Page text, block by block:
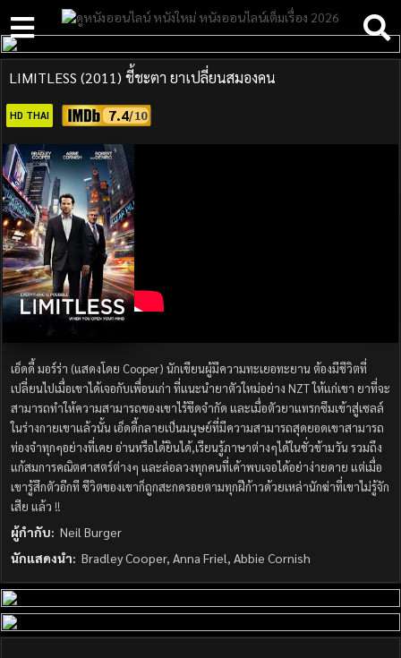
LIMITLESS (2011) ชี้ชะตา ยาเปลี่ยนสมองคน
HD THAI 7.4
เอ็ดดี้ มอร์ร่า (แสดงโดย Cooper) นักเขียนผู้มีความทะเยอทะยาน ต้องมีชีวิตที่
เปลี่ยนไปเมื่อเขาได้เจอกับเพื่อนเก่า ที่แนะนำยาตัวใหม่อย่าง NZT ให้แก่เขา ยาที่จะ
สามารถทำให้ความสามารถของเขาไร้ขีดจำกัด และเมื่อตัวยาแทรกซึมเข้าสู่เซลล์
ในร่างกายเขาแล้วนั้น เอ็ดดี้กลายเป็นมนุษย์ที่มีความสามารถสุดยอดเขาสามารถ
ท่องจำทุกๆอย่างที่เคย อ่านหรือได้ยินได้,เรียนรู้ภาษาต่างๆได้ในชั่วข้ามวัน รวมถึง
แก้สมการคณิตศาสตร์ต่างๆ และล่อลวงทุกคนที่เค้าพบเจอได้อย่าง่ายดาย แต่เมื่อ
เขารู้สึกตัวอีกที ชีวิตของเขาก็ถูกสะกดรอยตามทุกฝีก้าวด้วยเหล่านักฆ่าที่เขาไม่รู้จัก
เสีย แล้ว !!
ผู้กำกับ: Neil Burger
นักแสดงนำ: Bradley Cooper, Anna Friel, Abbie Cornish